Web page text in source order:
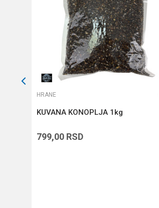
HRANE
KUVANA KONOPLJA 1kg
799,00 RSD